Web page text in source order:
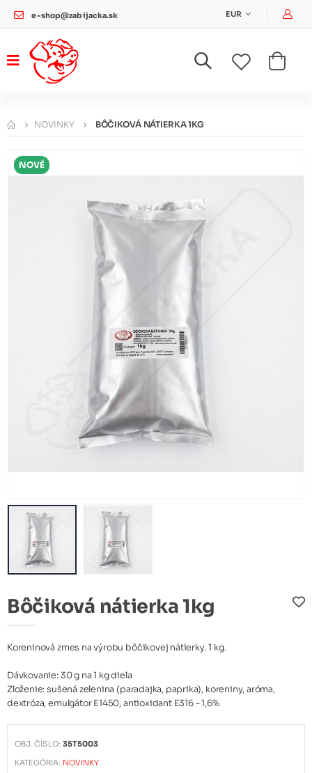
e-shop@zabijacka.sk EUR
NOVINKY BÔČIKOVÁ NÁTIERKA 1KG
NOVÉ
Bôčiková nátierka 1kg
Koreninová zmes na výrobu bôčikovej nátierky. 1 kg.
Dávkovanie: 30 g na 1 kg diela
Zloženie: sušená zelenina (paradajka, paprika), koreniny, aróma,
dextróza, emulgátor E1450, antioxidant E316 - 1,6%
OBJ. ČÍSLO:35T5003
KATEGÓRIA: NOVINKY